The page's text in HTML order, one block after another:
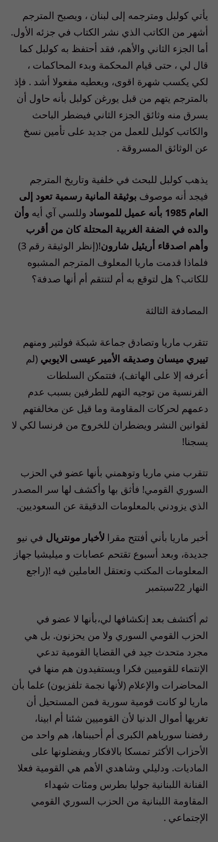
يأتي كولبل ومترجمه إلى لبنان ، ويصبح المترجم
أشهر من الكاتب الذي نشر الكتاب في جزئه الأول.
أما الجزء الثاني والأهم، فقد أحتفظ به كولبل كما
قال لي ، حتى قيام المحكمة وبدء المحاكمات ،
لكي يكسب شهرة اقوى، ويعطيه مفعولا أشد . فإذ
بالمترجم يتهم من قبل يورغن كولبل بأنه حاول أن
يسرق منه وثائق الجزء الثاني فيضطر الباحث
والكاتب كولبل للعمل من جديد على تأمين نسخ
عن الوثائق المسروقة .
يذهب كولبل للبحث في خلفية وتاريخ المترجم
فيجد أنه موصوف بوثيقة المانية رسمية تعود إلى
العام 1985 بأنه عميل للموساد
وللسي آي أيه وأن
والده في الضفة الغربية المحتلة كان من أقرب
وأهم اصدقاء أريئيل شارون
!(إنظر الوثيقة رقم 3)
فلماذا قدمت ماريا المعلوف المترجم المشبوه
للكاتب؟ هل لتوقع به أم لتنتقم أم أنها صدفة؟
المصادفة الثالثة
تتقرب ماريا وتصادق جماعة شبكة فولتير ومنهم
تييري ميسان وصديقه الأمير عيسى الايوبي (لم
أعرفه إلا على الهاتف)، فتتمكن السلطات
الفرنسية من توجيه التهم للطرفين بسبب عدم
دعمهم لحركات المقاومة وما قيل عن مخالفتهم
لقوانين النشر ويضطران للخروج من فرنسا لكي لا
يسجنا!
تتقرب مني ماريا وتوهمني بأنها عضو في الحزب
السوري القومي! فأثق بها وأكشف لها سر المصدر
الذي يزودني بالمعلومات الدقيقة عن السعوديين.
أخبر ماريا بأني أفتتح مقرا لأخبار مونتريال في نيو
جديدة، وبعد أسبوع تقتحم عصابات و ميليشيا جهاز
المعلومات المكتب وتعتقل العاملين فيه !(راجع
النهار 22سبتمبر
ثم أكتشف بعد إنكشافها لي،بأنها لا عضو في
الحزب القومي السوري ولا من يحزنون. بل هي
مجرد متحدث جيد في القضايا القومية تدعي
الإنتماء للقوميين فكرا ويستفيدون هم منها في
المحاضرات والإعلام (لأنها نجمة تلفزيون) علما بأن
ماريا لو كانت قومية سورية فمن المستحيل أن
تغريها أموال الدنيا لأن القوميين شئنا أم ابينا،
رفضنا سورياهم الكبرى أم أحببناها، هم واحد من
الأحزاب الأكثر تمسكا بالافكار ويفضلونها على
الماديات. ودليلي وشاهدي الأهم هي القومية فعلا
الفنانة اللبنانية جوليا بطرس ومئات شهداء
المقاومة اللبنانية من الحزب السوري القومي
الإجتماعي .